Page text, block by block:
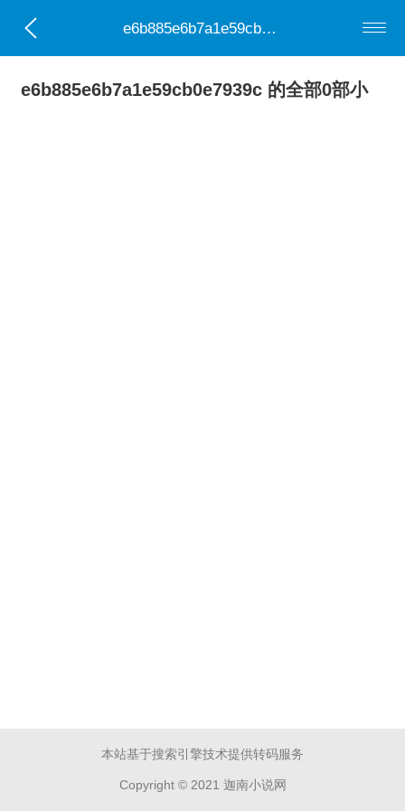
e6b885e6b7a1e59cb0e7939c
e6b885e6b7a1e59cb0e7939c 的全部0部小
本站基于搜索引擎技术提供转码服务
Copyright © 2021 迦南小说网